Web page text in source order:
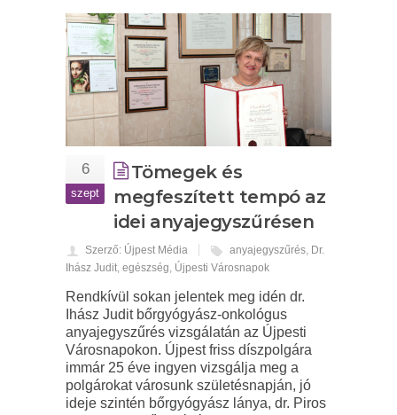
6
szept
Tömegek és
megfeszített tempó az
idei anyajegyszűrésen
Szerző: Újpest Média anyajegyszűrés, Dr.
Ihász Judit, egészség, Újpesti Városnapok
Rendkívül sokan jelentek meg idén dr.
Ihász Judit bőrgyógyász-onkológus
anyajegyszűrés vizsgálatán az Újpesti
Városnapokon. Újpest friss díszpolgára
immár 25 éve ingyen vizsgálja meg a
polgárokat városunk születésnapján, jó
ideje szintén bőrgyógyász lánya, dr. Piros